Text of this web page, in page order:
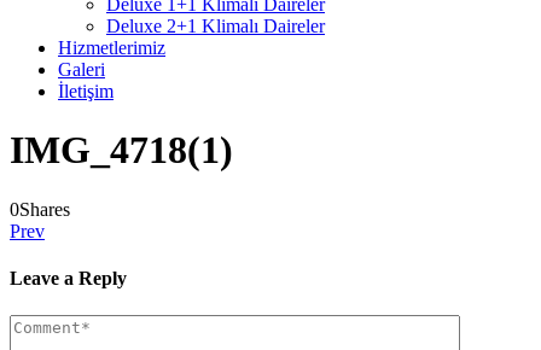
Deluxe 1+1 Klimalı Daireler
Deluxe 2+1 Klimalı Daireler
Hizmetlerimiz
Galeri
İletişim
IMG_4718(1)
0Shares
Prev
Leave a Reply